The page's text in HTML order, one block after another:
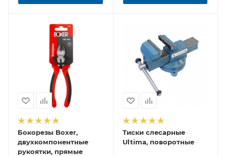
Бокорезы Boxer,
двухкомпонентные
рукоятки, прямые
Тиски слесарные
Ultima, поворотные